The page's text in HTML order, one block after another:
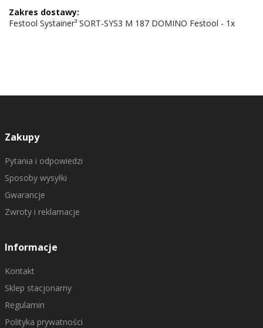
Festool Systainer³ SORT-SYS3 M 187 DOMINO Festool - 1x
Zakupy
Pytania i odpowiedzi
Sposoby wysyłki
Gwarancje
Zwroty i reklamacje
Informacje
Kontakt
Sklep stacjonarny
Regulamin
Polityka prywatności